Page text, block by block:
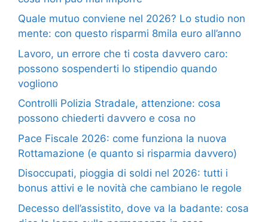
Quale mutuo conviene nel 2026? Lo studio non
mente: con questo risparmi 8mila euro all’anno
Lavoro, un errore che ti costa davvero caro:
possono sospenderti lo stipendio quando
vogliono
Controlli Polizia Stradale, attenzione: cosa
possono chiederti davvero e cosa no
Pace Fiscale 2026: come funziona la nuova
Rottamazione (e quanto si risparmia davvero)
Disoccupati, pioggia di soldi nel 2026: tutti i
bonus attivi e le novità che cambiano le regole
Decesso dell’assistito, dove va la badante: cosa